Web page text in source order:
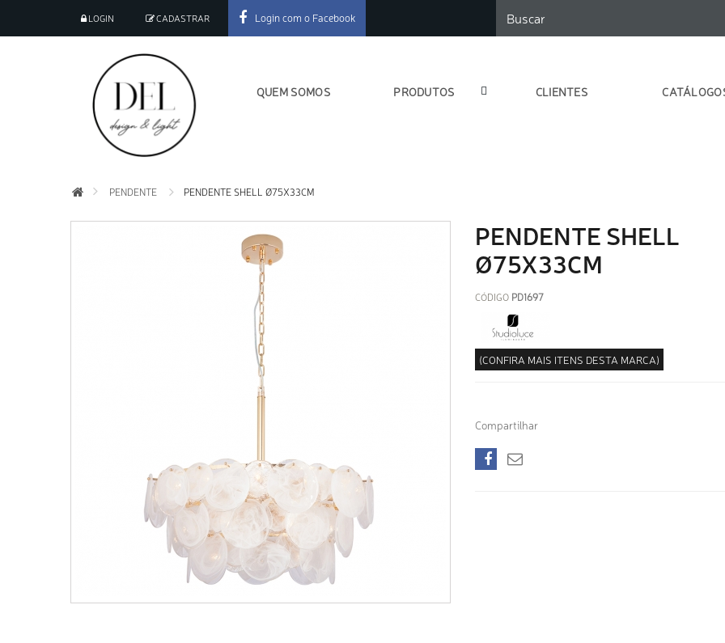
LOGIN CADASTRAR Login com o Facebook
QUEM SOMOS PRODUTOS CLIENTES
PENDENTE PENDENTE SHELL Ø75X33CM
PENDENTE SHELL
Ø75X33CM
CÓDIGO PD1697
(CONFIRA MAIS ITENS DESTA MARCA)
Compartilhar